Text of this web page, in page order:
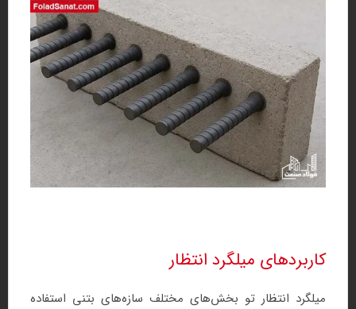
کاربردهای میلگرد انتظار
میلگرد انتظار تو بخش‌های مختلف سازه‌های بتنی استفاده